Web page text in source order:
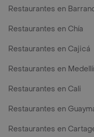
Restaurantes en
Restaurantes en Chía
Restaurantes en Cajicá
Restaurantes en
Restaurantes en Cali
Restaurantes en
Restaurantes en